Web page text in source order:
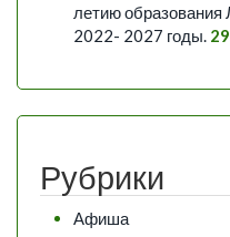
летию образования
2022- 2027 годы.
Рубрики
Афиша